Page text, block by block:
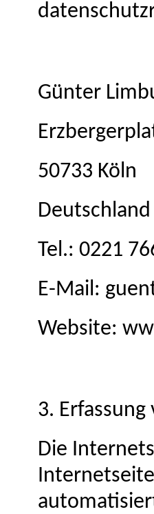
Günter
50733 Köln
Deutschland
Tel.: 0221
E-Mail:
Website:
3.
Die